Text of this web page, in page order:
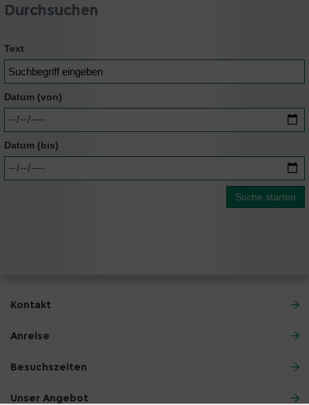
Durchsuchen
Text
Datum (von)
Datum (bis)
Kontakt
Anreise
Besuchszeiten
Unser Angebot